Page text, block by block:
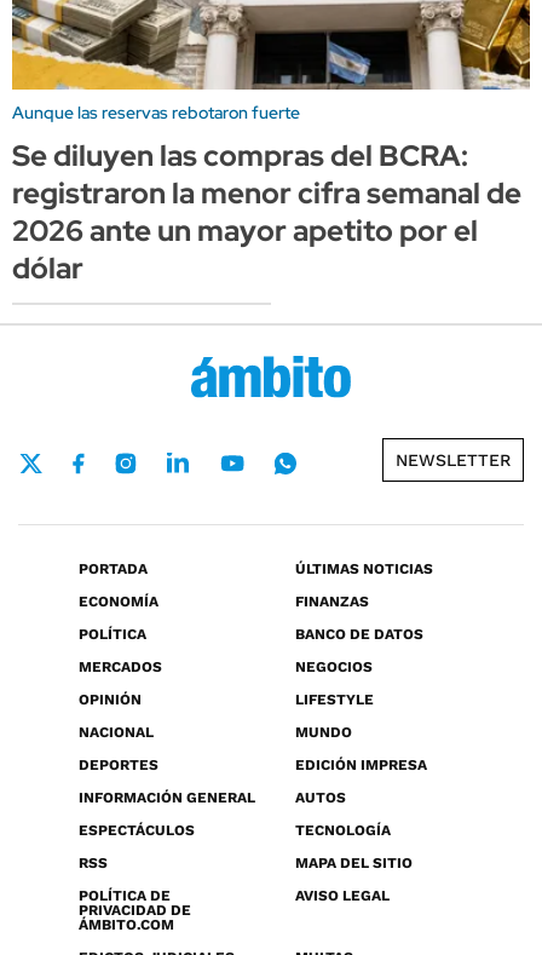
Aunque las reservas rebotaron fuerte
Se diluyen las compras del BCRA:
registraron la menor cifra semanal de
2026 ante un mayor apetito por el
dólar
NEWSLETTER
PORTADA
ÚLTIMAS NOTICIAS
ECONOMÍA
FINANZAS
POLÍTICA
BANCO DE DATOS
MERCADOS
NEGOCIOS
OPINIÓN
LIFESTYLE
NACIONAL
MUNDO
DEPORTES
EDICIÓN IMPRESA
INFORMACIÓN GENERAL
AUTOS
ESPECTÁCULOS
TECNOLOGÍA
RSS
MAPA DEL SITIO
POLÍTICA DE
PRIVACIDAD DE
ÁMBITO.COM
AVISO LEGAL